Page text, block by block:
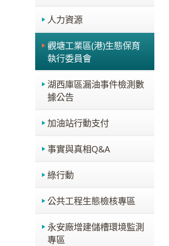
人力資源
觀塘工業區(港)生態保育
執行委員會
湖西庫區漏油事件檢測數
據公告
加油站行動支付
事實與真相Q&A
綠行動
公共工程生態檢核專區
永安廠增建儲槽環境監測
專區